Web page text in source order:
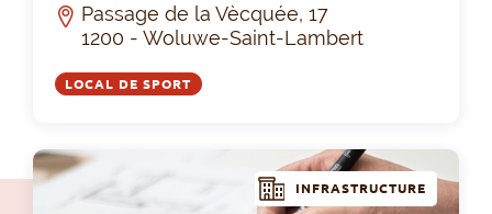
Passage de la Vècquée, 17
1200 - Woluwe-Saint-Lambert
LOCAL DE SPORT
INFRASTRUCTURE